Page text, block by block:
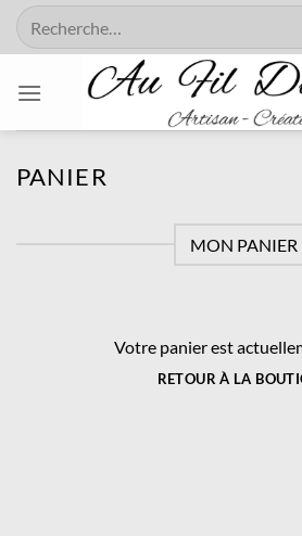
Passer
Recherche
pour :
PANIER
MON PANIER
Votre panier est
RETOUR À LA